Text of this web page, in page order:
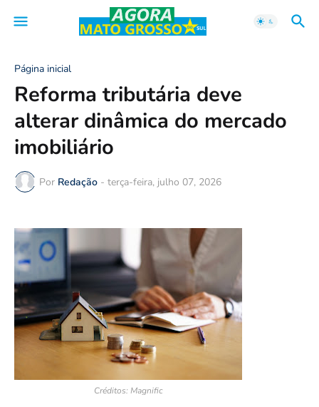
Página inicial
Reforma tributária deve
alterar dinâmica do mercado
imobiliário
Por Redação - terça-feira, julho 07, 2026
Créditos: Magnific